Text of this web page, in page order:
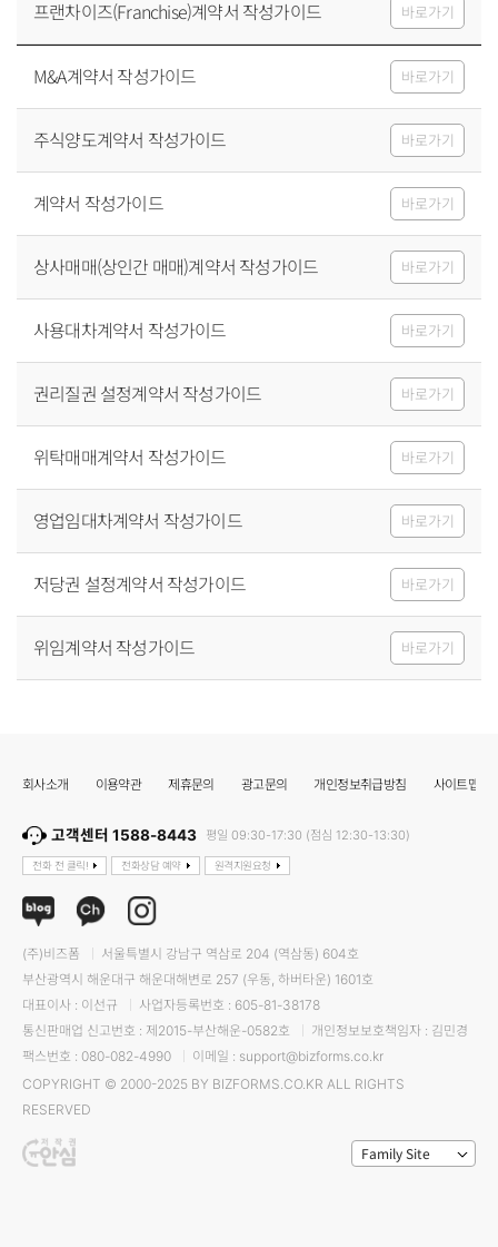
프랜차이즈(Franchise)계약서 작성가이드 바로가기
M&A계약서 작성가이드 바로가기
주식양도계약서 작성가이드 바로가기
계약서 작성가이드 바로가기
상사매매(상인간 매매)계약서 작성가이드 바로가기
사용대차계약서 작성가이드 바로가기
권리질권 설정계약서 작성가이드 바로가기
위탁매매계약서 작성가이드 바로가기
영업임대차계약서 작성가이드 바로가기
저당권 설정계약서 작성가이드 바로가기
위임계약서 작성가이드 바로가기
회사소개 이용약관 제휴문의 광고문의 개인정보취급방침 사이트맵
고객센터 1588-8443 평일 09:30-17:30 (점심 12:30-13:30)
전화 전 클릭! 전화상담 예약 원격지원요청
(주)비즈폼
서울특별시 강남구 역삼로 204 (역삼동) 604호
부산광역시 해운대구 해운대해변로 257 (우동, 하버타운) 1601호
대표이사 : 이선규
사업자등록번호 : 605-81-38178
통신판매업 신고번호 : 제2015-부산해운-0582호
개인정보보호책임자 : 김민경
팩스번호 : 080-082-4990
이메일 : support@bizforms.co.kr
COPYRIGHT © 2000-2025 BY BIZFORMS.CO.KR ALL RIGHTS
RESERVED
Family Site